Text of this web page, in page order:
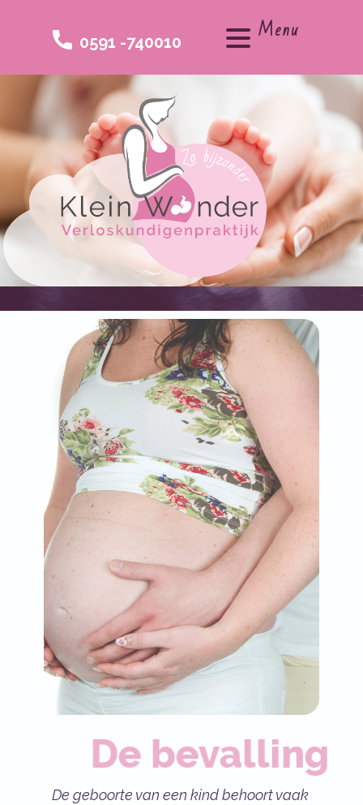
Menu
0591 -740010
De bevalling
De geboorte van een kind behoort vaak